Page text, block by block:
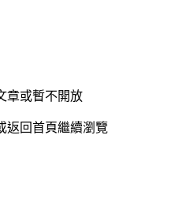
章或暫不開放
返回首頁繼續瀏覽